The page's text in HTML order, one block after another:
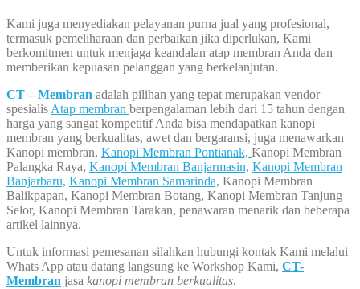
Kami juga menyediakan pelayanan purna jual yang profesional,
termasuk pemeliharaan dan perbaikan jika diperlukan, Kami
berkomitmen untuk menjaga keandalan atap membran Anda dan
memberikan kepuasan pelanggan yang berkelanjutan.
CT – Membran adalah pilihan yang tepat merupakan vendor
spesialis Atap membran berpengalaman lebih dari 15 tahun dengan
harga yang sangat kompetitif Anda bisa mendapatkan kanopi
membran yang berkualitas, awet dan bergaransi, juga menawarkan
Kanopi membran, Kanopi Membran Pontianak, Kanopi Membran
Palangka Raya, Kanopi Membran Banjarmasin, Kanopi Membran
Banjarbaru, Kanopi Membran Samarinda, Kanopi Membran
Balikpapan, Kanopi Membran Botang, Kanopi Membran Tanjung
Selor, Kanopi Membran Tarakan, penawaran menarik dan beberapa
artikel lainnya.
Untuk informasi pemesanan silahkan hubungi kontak Kami melalui
Whats App atau datang langsung ke Workshop Kami, CT-
Membran jasa kanopi membran berkualitas.